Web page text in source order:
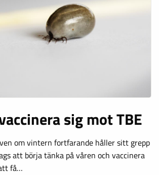
sig mot TBE
om vintern fortfarande håller sitt grepp
att börja tänka på våren och vaccinera
få…